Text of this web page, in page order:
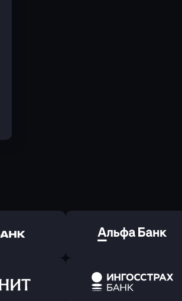
заявку
Оправить заявку
в Альфа-Банк